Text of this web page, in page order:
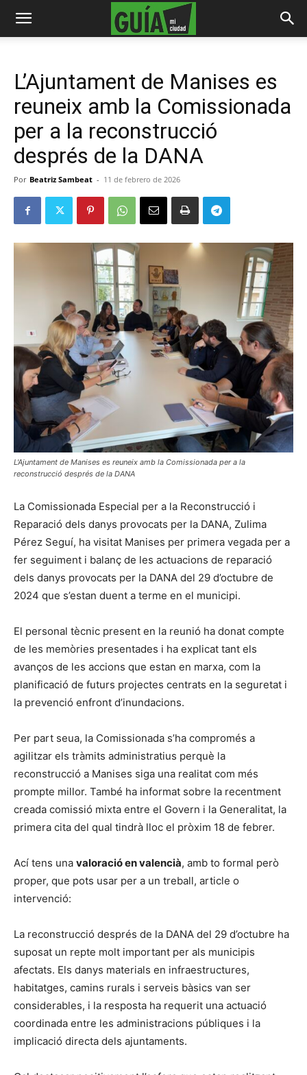
L’Ajuntament de Manises es
reuneix amb la Comissionada
per a la reconstrucció
després de la DANA
Por Beatriz Sambeat - 11 de febrero de 2026
L'Ajuntament de Manises es reuneix amb la Comissionada per a la
reconstrucció després de la DANA
La Comissionada Especial per a la Reconstrucció i
Reparació dels danys provocats per la DANA, Zulima
Pérez Seguí, ha visitat Manises per primera vegada per a
fer seguiment i balanç de les actuacions de reparació
dels danys provocats per la DANA del 29 d’octubre de
2024 que s’estan duent a terme en el municipi.
El personal tècnic present en la reunió ha donat compte
de les memòries presentades i ha explicat tant els
avanços de les accions que estan en marxa, com la
planificació de futurs projectes centrats en la seguretat i
la prevenció enfront d’inundacions.
Per part seua, la Comissionada s’ha compromés a
agilitzar els tràmits administratius perquè la
reconstrucció a Manises siga una realitat com més
prompte millor. També ha informat sobre la recentment
creada comissió mixta entre el Govern i la Generalitat, la
primera cita del qual tindrà lloc el pròxim 18 de febrer.
Ací tens una valoració en valencià, amb to formal però
proper, que pots usar per a un treball, article o
intervenció:
La reconstrucció després de la DANA del 29 d’octubre ha
suposat un repte molt important per als municipis
afectats. Els danys materials en infraestructures,
habitatges, camins rurals i serveis bàsics van ser
considerables, i la resposta ha requerit una actuació
coordinada entre les administracions públiques i la
implicació directa dels ajuntaments.